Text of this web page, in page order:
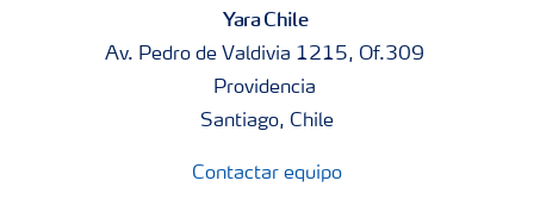
Yara Chile
Av. Pedro de Valdivia 1215, Of.309
Providencia
Santiago, Chile
Contactar equipo